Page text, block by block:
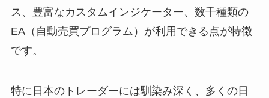
ス、豊富なカスタムインジケーター、数千種類の
EA（自動売買プログラム）が利用できる点が特徴
です。
特に日本のトレーダーには馴染み深く、多くの日